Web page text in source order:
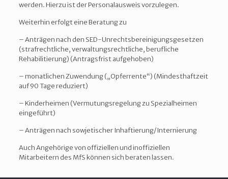
werden. Hierzu ist der Personalausweis vorzulegen.
Weiterhin erfolgt eine Beratung zu
– Anträgen nach den SED-Unrechtsbereinigungsgesetzen
(strafrechtliche, verwaltungsrechtliche, berufliche
Rehabilitierung) (Antragsfrist aufgehoben)
– monatlichen Zuwendung („Opferrente“) (Mindesthaftzeit
auf 90 Tage reduziert)
– Kinderheimen (Vermutungsregelung zu Spezialheimen
eingeführt)
– Anträgen nach sowjetischer Inhaftierung/Internierung
Auch Angehörige von offiziellen und inoffiziellen
Mitarbeitern des MfS können sich beraten lassen.